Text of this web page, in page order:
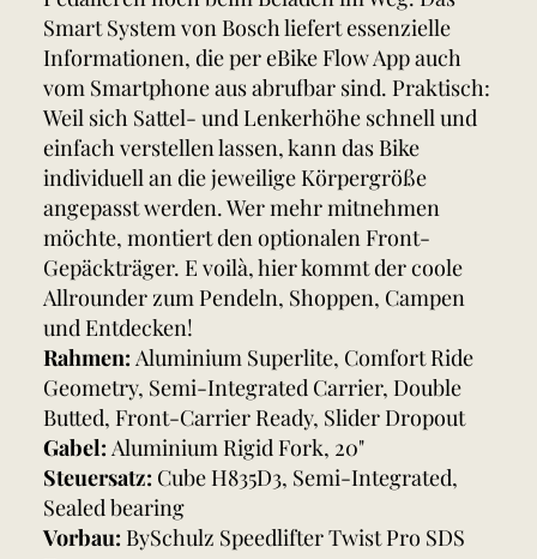
Smart System von Bosch liefert essenzielle
Informationen, die per eBike Flow App auch
vom Smartphone aus abrufbar sind. Praktisch:
Weil sich Sattel- und Lenkerhöhe schnell und
einfach verstellen lassen, kann das Bike
individuell an die jeweilige Körpergröße
angepasst werden. Wer mehr mitnehmen
möchte, montiert den optionalen Front-
Gepäckträger. E voilà, hier kommt der coole
Allrounder zum Pendeln, Shoppen, Campen
und Entdecken!
Rahmen: Aluminium Superlite, Comfort Ride
Geometry, Semi-Integrated Carrier, Double
Butted, Front-Carrier Ready, Slider Dropout
Gabel: Aluminium Rigid Fork, 20"
Steuersatz: Cube H835D3, Semi-Integrated,
Sealed bearing
Vorbau: BySchulz Speedlifter Twist Pro SDS